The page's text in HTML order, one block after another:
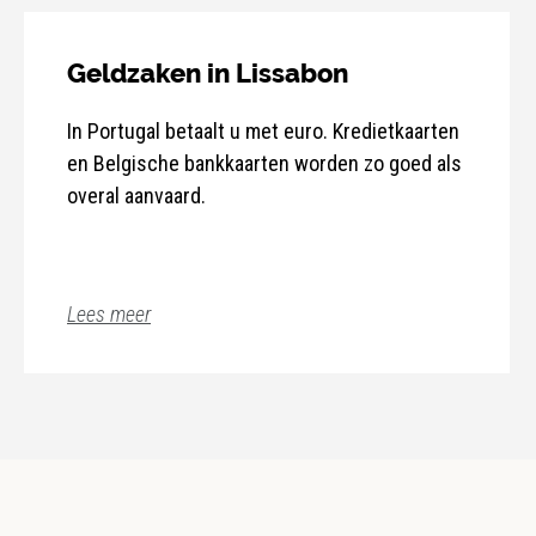
Geldzaken in Lissabon
In Portugal betaalt u met euro. Kredietkaarten
en Belgische bankkaarten worden zo goed als
overal aanvaard.
Lees meer